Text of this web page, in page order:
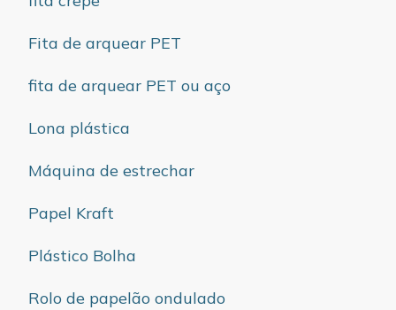
Fita de arquear PET
fita de arquear PET ou aço
Lona plástica
Máquina de estrechar
Papel Kraft
Plástico Bolha
Rolo de papelão ondulado